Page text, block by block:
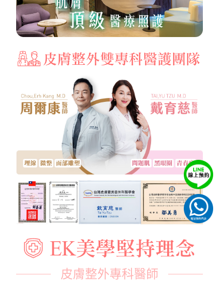
皮膚整外專科醫師